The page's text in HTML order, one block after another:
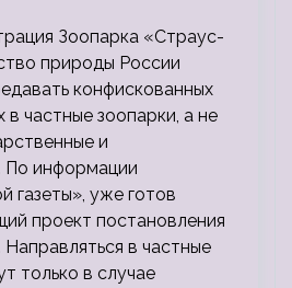
Зоопарка «Страус-
природы России
конфискованных
частные зоопарки, а не
и
По информации
газеты», уже готов
проект постановления
в частные
только в случае